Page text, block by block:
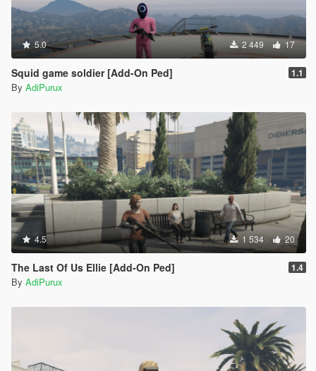
5.0 2 449 17
Squid game soldier [Add-On Ped] 1.1
By AdiPurux
4.5 1 534 20
The Last Of Us Ellie [Add-On Ped] 1.4
By AdiPurux